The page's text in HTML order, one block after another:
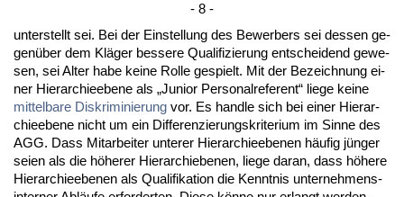
- 8 -
un­ter­stellt sei. Bei der Ein­stel­lung des Be­wer­bers sei des­sen ge­
genüber dem Kläger bes­se­re Qua­li­fi­zie­rung ent­schei­dend ge­we­
sen, sei Al­ter ha­be kei­ne Rol­le ge­spielt. Mit der Be­zeich­nung ei­
ner Hier­ar­chie­ebe­ne als „Ju­ni­or Per­so­nal­re­fe­rent“ lie­ge kei­ne
mit­tel­ba­re Dis­kri­mi­nie­rung vor. Es hand­le sich bei ei­ner Hier­ar­
chie­ebe­ne nicht um ein Dif­fe­ren­zie­rungs­kri­te­ri­um im Sin­ne des
AGG. Dass Mit­ar­bei­ter un­te­rer Hier­ar­chie­ebe­nen häufig jünger
sei­en als die höhe­rer Hier­ar­chie­be­nen, lie­ge dar­an, dass höhe­re
Hier­ar­chie­ebe­nen als Qua­li­fi­ka­ti­on die Kennt­nis un­ter­neh­mens­